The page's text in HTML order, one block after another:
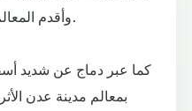
وأقدم المعالم الأثرية التي تشتهر بها المدينة.
كما عبر دماج عن شديد
بمعالم مدينة عدن